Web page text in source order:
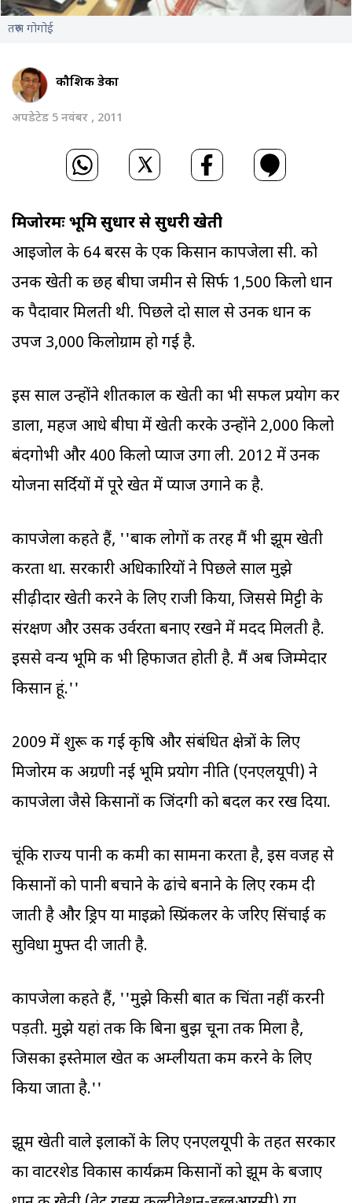
तरुण गोगोई
कौशिक डेका
अपडेटेड 5 नवंबर , 2011
मिजोरमः भूमि सुधार से सुधरी खेती
आइजोल के 64 बरस के एक किसान कापजेला सी. को
उनकी खेती की छह बीघा जमीन से सिर्फ 1,500 किलो धान
की पैदावार मिलती थी. पिछले दो साल से उनकी धान की
उपज 3,000 किलोग्राम हो गई है.
इस साल उन्होंने शीतकाल की खेती का भी सफल प्रयोग कर
डाला, महज आधे बीघा में खेती करके उन्होंने 2,000 किलो
बंदगोभी और 400 किलो प्याज उगा ली. 2012 में उनकी
योजना सर्दियों में पूरे खेत में प्याज उगाने की है.
कापजेला कहते हैं, ''बाकी लोगों की तरह मैं भी झूम खेती
करता था. सरकारी अधिकारियों ने पिछले साल मुझे
सीढ़ीदार खेती करने के लिए राजी किया, जिससे मिट्टी के
संरक्षण और उसकी उर्वरता बनाए रखने में मदद मिलती है.
इससे वन्य भूमि की भी हिफाजत होती है. मैं अब जिम्मेदार
किसान हूं.''
2009 में शुरू की गई कृषि और संबंधित क्षेत्रों के लिए
मिजोरम की अग्रणी नई भूमि प्रयोग नीति (एनएलयूपी) ने
कापजेला जैसे किसानों की जिंदगी को बदल कर रख दिया.
चूंकि राज्‍य पानी की कमी का सामना करता है, इस वजह से
किसानों को पानी बचाने के ढांचे बनाने के लिए रकम दी
जाती है और ड्रिप या माइक्रो स्प्रिंकलर के जरिए सिंचाई की
सुविधा मुफ्त दी जाती है.
कापजेला कहते हैं, ''मुझे किसी बात की चिंता नहीं करनी
पड़ती. मुझे यहां तक कि बिना बुझ चूना तक मिला है,
जिसका इस्तेमाल खेत की अम्लीयता कम करने के लिए
किया जाता है.''
झूम खेती वाले इलाकों के लिए एनएलयूपी के तहत सरकार
का वाटरशेड विकास कार्यक्रम किसानों को झूम के बजाए